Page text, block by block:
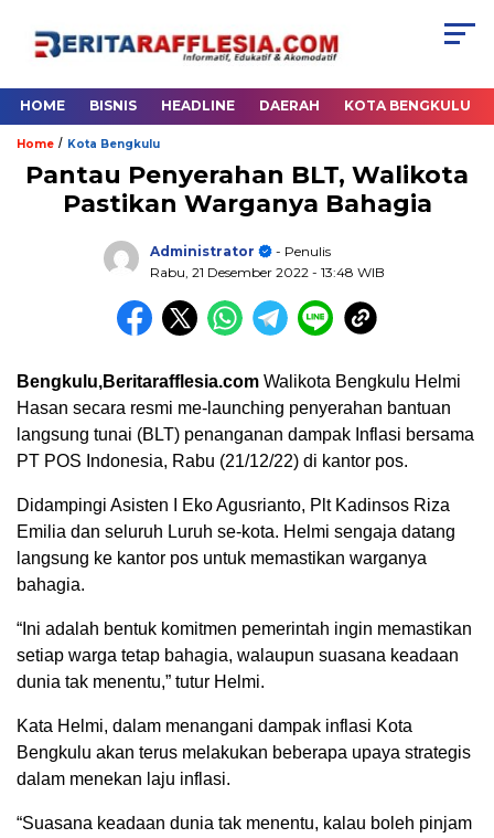
HOME BISNIS HEADLINE DAERAH KOTA BENGKULU
Home / Kota Bengkulu
Pantau Penyerahan BLT, Walikota
Pastikan Warganya Bahagia
Administrator
- Penulis
Rabu, 21 Desember 2022 - 13:48 WIB
Bengkulu,Beritarafflesia.com Walikota Bengkulu Helmi
Hasan secara resmi me-launching penyerahan bantuan
langsung tunai (BLT) penanganan dampak Inflasi bersama
PT POS Indonesia, Rabu (21/12/22) di kantor pos.
Didampingi Asisten I Eko Agusrianto, Plt Kadinsos Riza
Emilia dan seluruh Luruh se-kota. Helmi sengaja datang
langsung ke kantor pos untuk memastikan warganya
bahagia.
“Ini adalah bentuk komitmen pemerintah ingin memastikan
setiap warga tetap bahagia, walaupun suasana keadaan
dunia tak menentu,” tutur Helmi.
Kata Helmi, dalam menangani dampak inflasi Kota
Bengkulu akan terus melakukan beberapa upaya strategis
dalam menekan laju inflasi.
“Suasana keadaan dunia tak menentu, kalau boleh pinjam